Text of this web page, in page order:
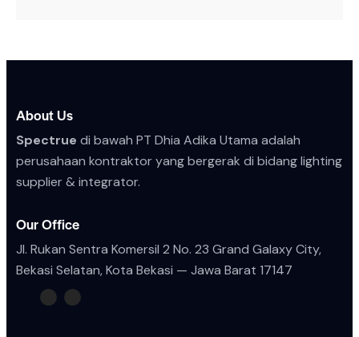
About Us
Spectrue di bawah PT Dhia Adika Utama adalah
perusahaan kontraktor yang bergerak di bidang lighting
supplier & integrator.
Our Office
Jl. Rukan Sentra Komersil 2 No. 23 Grand Galaxy City,
Bekasi Selatan, Kota Bekasi — Jawa Barat 17147